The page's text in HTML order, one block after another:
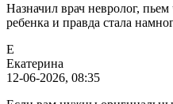
Назначил врач невролог,
ребенка и правда стала
Е
Екатерина
12-06-2026, 08:35